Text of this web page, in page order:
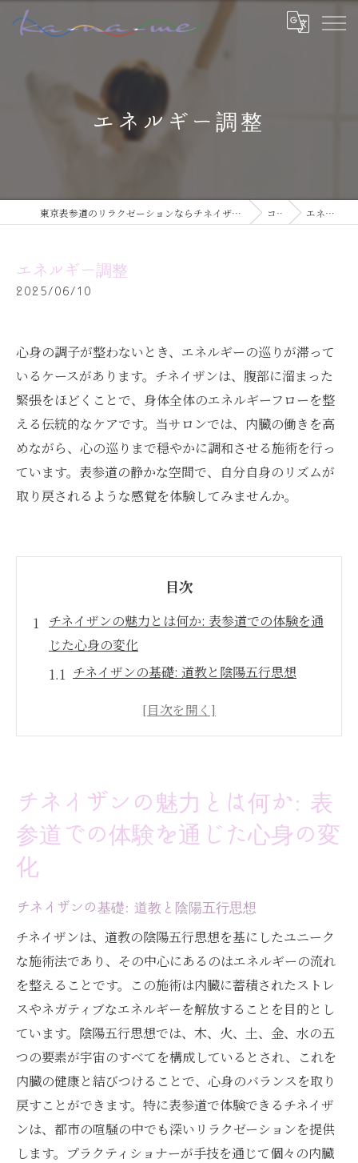
エネルギー調整
東京表参道のリラクゼーションならチネイザン / ボディ & マインドケアサロン ka-na-me コラム エネルギー調整
エネルギー調整
2025/06/10
心身の調子が整わないとき、エネルギーの巡りが滞って
いるケースがあります。チネイザンは、腹部に溜まった
緊張をほどくことで、身体全体のエネルギーフローを整
える伝統的なケアです。当サロンでは、内臓の働きを高
めながら、心の巡りまで穏やかに調和させる施術を行っ
ています。表参道の静かな空間で、自分自身のリズムが
取り戻されるような感覚を体験してみませんか。
目次
チネイザンの魅力とは何か: 表参道での体験を通
じた心身の変化
チネイザンの基礎: 道教と陰陽五行思想
果
腸もみとの違いとチネイザンの優位性
ローチする新しい健康法
内臓へのアプローチによる健康改善
表参道の環境がもたらすリラックス効果
チネイザンを受ける前と後の変化
腸もみを試した方へ: チネイザンの魅力
チネイザンプラクティショナーの技術と信
頼性
表参道での体験が可能にする心身の調和
腸もみからチネイザンへ: より深いリラクゼーシ
ョンを求めて
チネイザンの魅力とは何か: 表
参道での体験を通じた心身の変
化
チネイザンの基礎: 道教と陰陽五行思想
チネイザンは、道教の陰陽五行思想を基にしたユニーク
な施術法であり、その中心にあるのはエネルギーの流れ
を整えることです。この施術は内臓に蓄積されたストレ
スやネガティブなエネルギーを解放することを目的とし
ています。陰陽五行思想では、木、火、土、金、水の五
つの要素が宇宙のすべてを構成しているとされ、これを
内臓の健康と結びつけることで、心身のバランスを取り
戻すことができます。特に表参道で体験できるチネイザ
ンは、都市の喧騒の中でも深いリラクゼーションを提供
します。プラクティショナーが手技を通じて個々の内臓